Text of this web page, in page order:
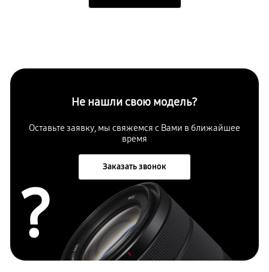
Не нашли свою модель?
Оставьте заявку, мы свяжемся с Вами в ближайшее
время
Заказать звонок
?